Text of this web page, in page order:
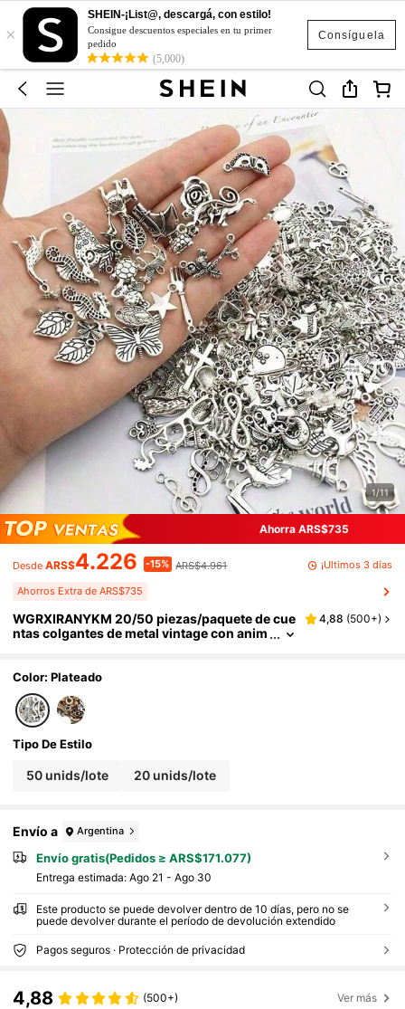
Consíguela
×
SHEIN-¡List@, descargá, con estilo!
Consigue descuentos especiales en tu primer
pedido
(5,000)
1/11
Ahorra ARS$735
Desde ARS$4.226 -15% ARS$4.961 ¡Últimos 3 días
Ahorros Extra de ARS$735
WGRXIRANYKM 20/50 piezas/paquete de cue
ntas colgantes de metal vintage con anim
4,88 (500+)
Color: Plateado
Tipo De Estilo
50 unids/lote 20 unids/lote
Envío a Argentina
Envío gratis(Pedidos ≥ ARS$171.077)
Entrega estimada: Ago 21 - Ago 30
Este producto se puede devolver dentro de 10 días, pero no se
puede devolver durante el período de devolución extendido
Pagos seguros · Protección de privacidad
4,88 (500+) Ver más